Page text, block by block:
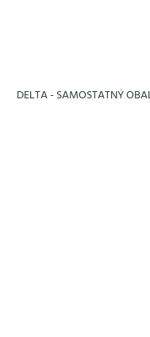
DELTA - SAMOSTATNÝ